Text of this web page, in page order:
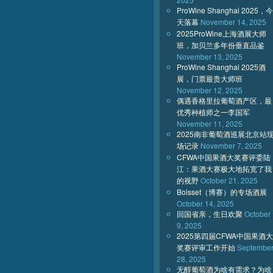
ProWine Shanghai 2025，今
天落幕 November 14, 2025
2025ProWine上海酒展大师
班，加贝兰多年份垂直品鉴
November 13, 2025
ProWine Shanghai 2025酒
展，门票最贵大师班
November 12, 2025
偶遇香格里拉葡萄酒产区，最
优秀种植师之一李国军
November 11, 2025
2025南非葡萄酒巡展北京站
场记录 November 7, 2025
CFWA中国果酒大奖赛评委陆
江：果酒大赛极大地拓宽了我
的视野October 21, 2025
Boisset（博赛）的专场酒展
October 14, 2025
回国省亲，生日欢聚 October
9, 2025
2025第四届CFWA中国果酒大
奖赛评审工作开始September
28, 2025
无醇葡萄酒为啥有需求？为啥